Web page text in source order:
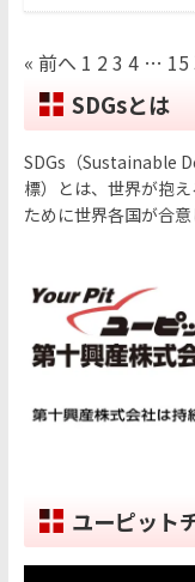
« 前へ 1 23 4 … 15
SDGsとは
SDGs（Sustainable
標）とは、世界が抱
ために世界各国が合
ユーピット